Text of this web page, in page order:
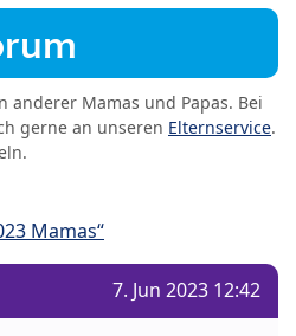
anderer Mamas und Papas. Bei
gerne an unseren Elternservice.
Mamas“
7. Jun 2023 12:42